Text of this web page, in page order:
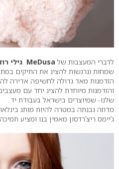
לדברי המעצבות של MeDusa גילי
שמחות ונרגשות להציג את התיקים
הזדמנות מאד גדולה לחשיפה אדירה
והזדמנות מיוחדת להציג יחד עם
שלנו- שמיוצרים בישראל בעבודת יד.
מדוזה נבנתה במטרה להיות מותג
ג’יימס ריצ’רדסון מאמין בנו ומציע